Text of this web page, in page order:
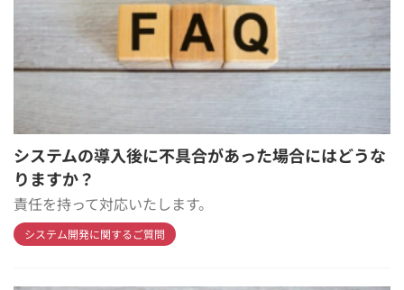
システムの導入後に不具合があった場合にはどうな
りますか？
責任を持って対応いたします。
システム開発に関するご質問